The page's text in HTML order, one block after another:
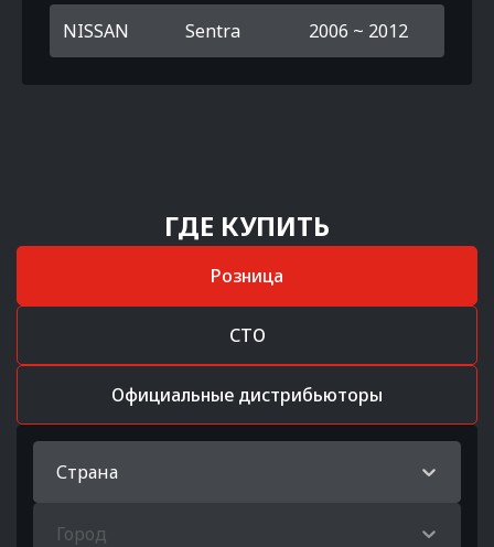
NISSAN Sentra 2006 ~ 2012
ГДЕ КУПИТЬ
Розница
СТО
Официальные дистрибьюторы
Страна
Город